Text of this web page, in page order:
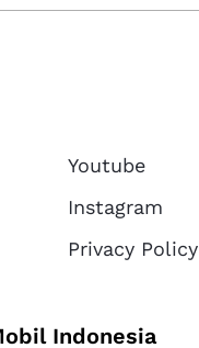
Youtube
Instagram
Privacy Policy
Indonesia